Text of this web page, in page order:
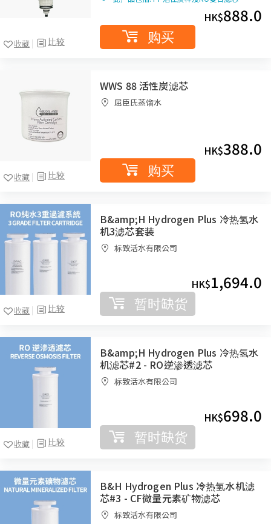
比较
收藏
HK$888.0
购买
比较
收藏
WWS 88 活性炭滤芯
屈臣氏蒸馏水
HK$388.0
购买
比较
收藏
B&amp;H Hydrogen Plus 冷热氢水
机3滤芯套装
标致活水有限公司
HK$1,694.0
暂时缺货
比较
收藏
B&amp;H Hydrogen Plus 冷热氢水
机滤芯#2 - RO逆渗透滤芯
标致活水有限公司
HK$698.0
暂时缺货
B&H Hydrogen Plus 冷热氢水机滤
芯#3 - CF微量元素矿物滤芯
标致活水有限公司